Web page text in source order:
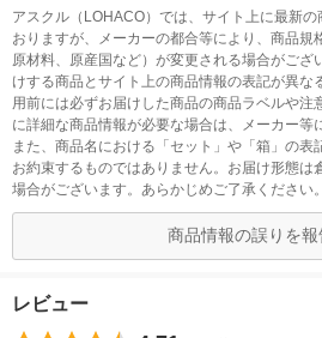
アスクル（LOHACO）では、サイト上に最新
おりますが、メーカーの都合等により、商品規
原材料、原産国など）が変更される場合がござ
けする商品とサイト上の商品情報の表記が異な
用前には必ずお届けした商品の商品ラベルや注
に詳細な商品情報が必要な場合は、メーカー等
また、商品名における「セット」や「箱」の表
お約束するものではありません。お届け形態は
場合がございます。あらかじめご了承ください。
商品情報の誤りを報
レビュー